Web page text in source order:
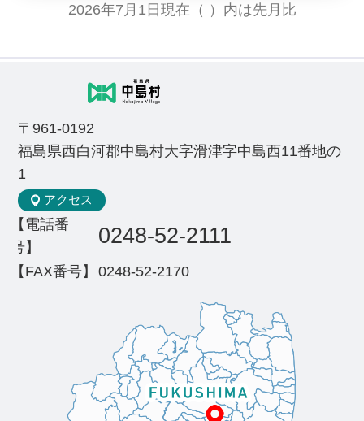
おしゃべり狛犬カードめぐり
2026年7月1日現在（ ）内は先月比
〒961-0192
福島県西白河郡中島村大字滑津字中島西11番地の
1
アクセス
【電話番
号】
0248-52-2111
【FAX番号】 0248-52-2170